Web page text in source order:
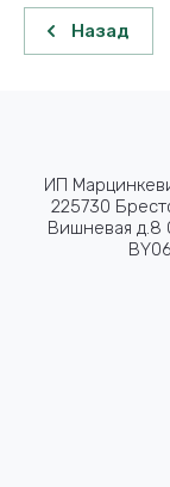
Назад
ИП
225730
Вишневая д.8